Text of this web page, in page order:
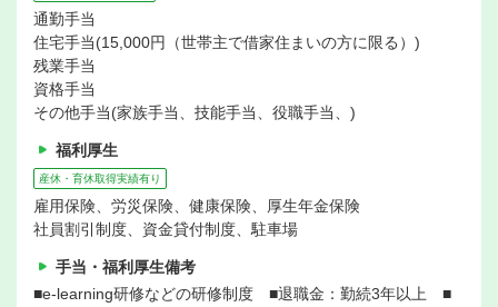
通勤手当
住宅手当(15,000円（世帯主で借家住まいの方に限る）)
残業手当
資格手当
その他手当(家族手当、技能手当、役職手当、)
福利厚生
産休・育休取得実績有り
雇用保険、労災保険、健康保険、厚生年金保険
社員割引制度、資金貸付制度、駐車場
手当・福利厚生備考
■e-learning研修などの研修制度 ■退職金：勤続3年以上 ■